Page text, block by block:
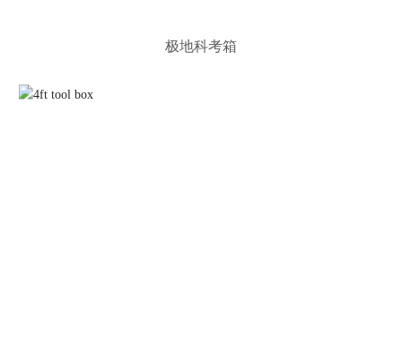
极地科考箱